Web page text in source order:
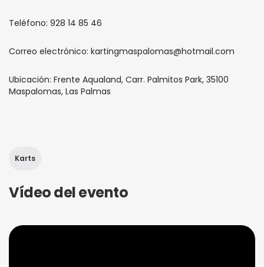
Teléfono: 928 14 85 46
Correo electrónico: kartingmaspalomas@hotmail.com
Ubicación: Frente Aqualand, Carr. Palmitos Park, 35100
Maspalomas, Las Palmas
Karts
Vídeo del evento